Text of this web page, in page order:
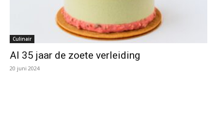
Culinair
Al 35 jaar de zoete verleiding
20 juni 2024